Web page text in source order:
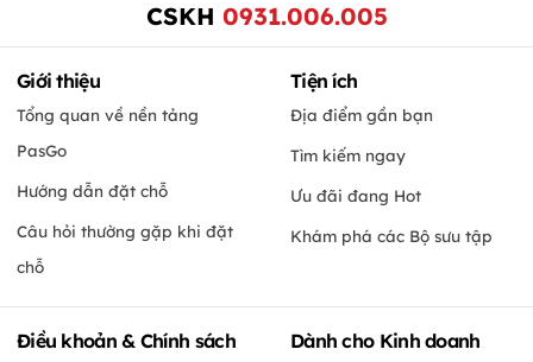
CSKH 0931.006.005
Giới thiệu
Tổng quan về nền tảng
PasGo
Hướng dẫn đặt chỗ
Câu hỏi thường gặp khi đặt
chỗ
Tiện ích
Địa điểm gần bạn
Tìm kiếm ngay
Ưu đãi đang Hot
Khám phá các Bộ sưu tập
Điều khoản & Chính sách Dành cho Kinh doanh